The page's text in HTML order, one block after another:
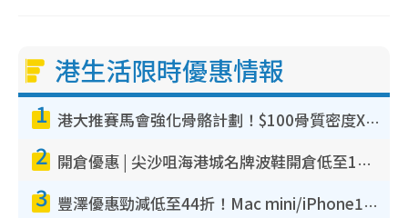
港生活限時優惠情報
1 港大推賽馬會強化骨骼計劃！$100骨質密度X光檢查 完成免費運動訓練送超市禮券！附參加資格
2 開倉優惠 | 尖沙咀海港城名牌波鞋開倉低至1折！On鞋$899起／Joy&Peace鞋履$98起
3 豐澤優惠勁減低至44折！Mac mini/iPhone17Pro大減價！廚房家電$220起